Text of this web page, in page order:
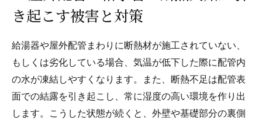
き起こす被害と対策
給湯器や屋外配管まわりに断熱材が施工されていない、
もしくは劣化している場合、気温が低下した際に配管内
の水が凍結しやすくなります。また、断熱不足は配管表
面での結露を引き起こし、常に湿度の高い環境を作り出
します。こうした状態が続くと、外壁や基礎部分の裏側